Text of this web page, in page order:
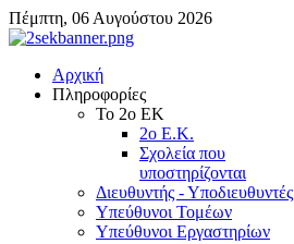
Πέμπτη, 06 Αυγούστου 2026
Αρχική
Πληροφορίες
Το 2ο ΕΚ
2ο Ε.Κ.
Σχολεία που
υποστηρίζονται
Διευθυντής - Υποδιευθυντές
Υπεύθυνοι Τομέων
Υπεύθυνοι Εργαστηρίων